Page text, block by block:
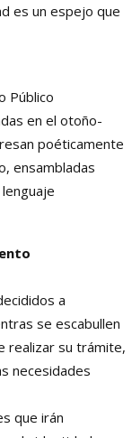
es un espejo que
Público
en el otoño-
poéticamente
ensambladas
a
se escabullen
realizar su trámite,
necesidades
que irán